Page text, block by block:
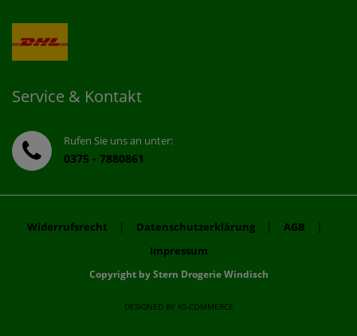
Service & Kontakt
Rufen Sie uns an unter:
0375 - 7880861
Widerrufsrecht | Datenschutzerklärung | AGB |
Impressum
Copyright by Stern Drogerie Windisch
DESIGNED BY KS-COMMERCE